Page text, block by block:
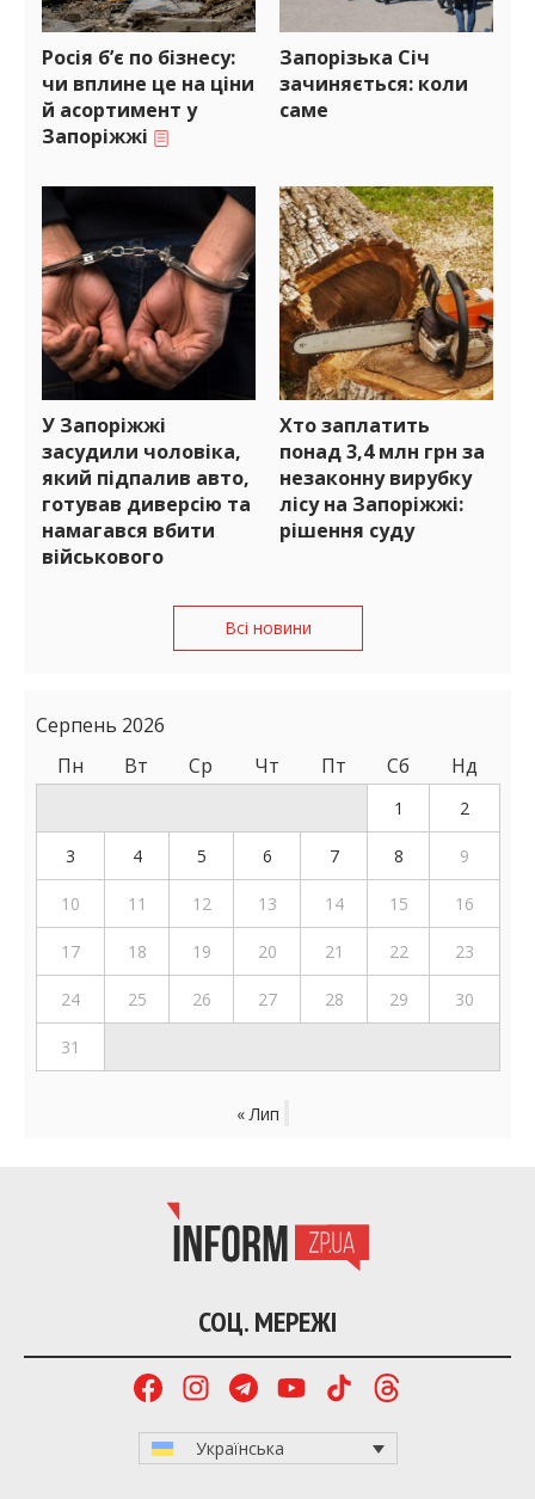
Росія б’є по бізнесу:
чи вплине це на ціни
й асортимент у
Запоріжжі
Запорізька Січ
зачиняється: коли
саме
У Запоріжжі
засудили чоловіка,
який підпалив авто,
готував диверсію та
намагався вбити
військового
Хто заплатить
понад 3,4 млн грн за
незаконну вирубку
лісу на Запоріжжі:
рішення суду
Всі новини
Серпень 2026
Пн
Вт Ср Чт Пт Сб Нд
1 2
3 4 5 6 7 8 9
10 11 12 13 14 15 16
17 18 19 20 21 22 23
24 25 26 27 28 29 30
31
« Лип
СОЦ. МЕРЕЖІ
Українська